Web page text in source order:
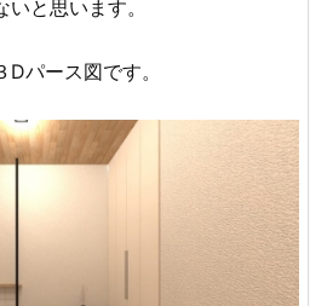
と思います。
パース図です。